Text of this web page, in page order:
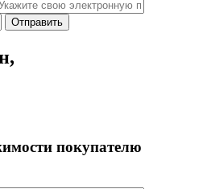
Отправить
покупателю